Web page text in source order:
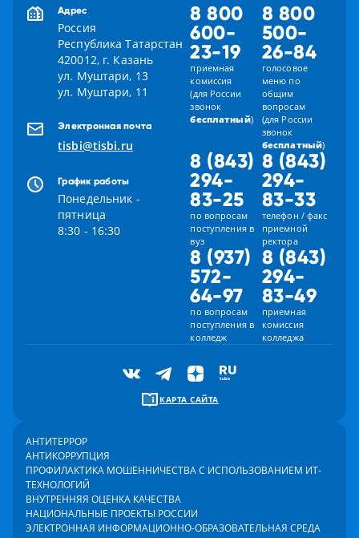
Адрес
Россия
Республика Татарстан
420012, г. Казань
ул. Муштари, 13
ул. Муштари, 11
Электронная почта
tisbi@tisbi.ru
График работы
Понедельник -
пятница
8:30 - 16:30
8 800
600-
23-19
приемная
комиссия
(для России
звонок
бесплатный)
8 800
500-
26-84
голосовое
меню по
общим
вопросам
(для России
звонок
бесплатный)
8 (843)
294-
83-25
по вопросам
поступления в
вуз
8 (843)
294-
83-33
телефон / факс
приемной
ректора
8 (937)
572-
64-97
по вопросам
поступления в
колледж
8 (843)
294-
83-49
приемная
комиссия
колледжа
КАРТА САЙТА
АНТИТЕРРОР
АНТИКОРРУПЦИЯ
ПРОФИЛАКТИКА МОШЕННИЧЕСТВА С ИСПОЛЬЗОВАНИЕМ ИТ-
ТЕХНОЛОГИЙ
ВНУТРЕННЯЯ ОЦЕНКА КАЧЕСТВА
НАЦИОНАЛЬНЫЕ ПРОЕКТЫ РОССИИ
ЭЛЕКТРОННАЯ ИНФОРМАЦИОННО-ОБРАЗОВАТЕЛЬНАЯ СРЕДА